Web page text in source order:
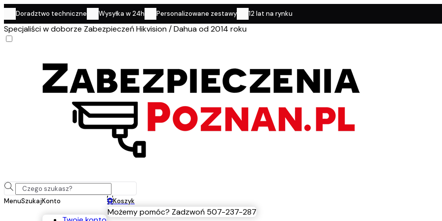
Doradztwo techniczne Wysyłka w 24h Personalizowane zestawy 12 lat na rynku
Specjaliści w doborze Zabezpieczeń Hikvision / Dahua od 2014 roku
MenuSzukajKonto 0Koszyk
Możemy pomóc? Zadzwoń 507-237-287